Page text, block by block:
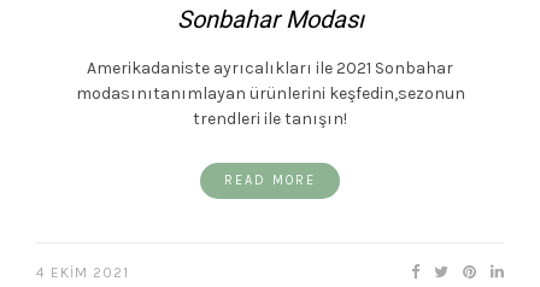
Sonbahar Modası
Amerikadaniste ayrıcalıkları ile 2021 Sonbahar
modasınıtanımlayan ürünlerini keşfedin,sezonun
trendleri ile tanışın!
READ MORE
4 EKIM 2021